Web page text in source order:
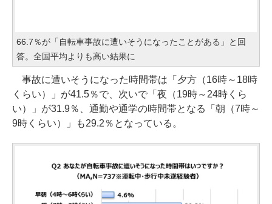
66.7％が「自転車事故に遭いそうになったことがある」と回
答。全国平均よりも高い結果に
事故に遭いそうになった時間帯は「夕方（16時～18時
くらい）」が41.5％で、次いで「夜（19時～24時くら
い）」が31.9％、通勤や通学の時間帯となる「朝（7時～
9時くらい）」も29.2％となっている。